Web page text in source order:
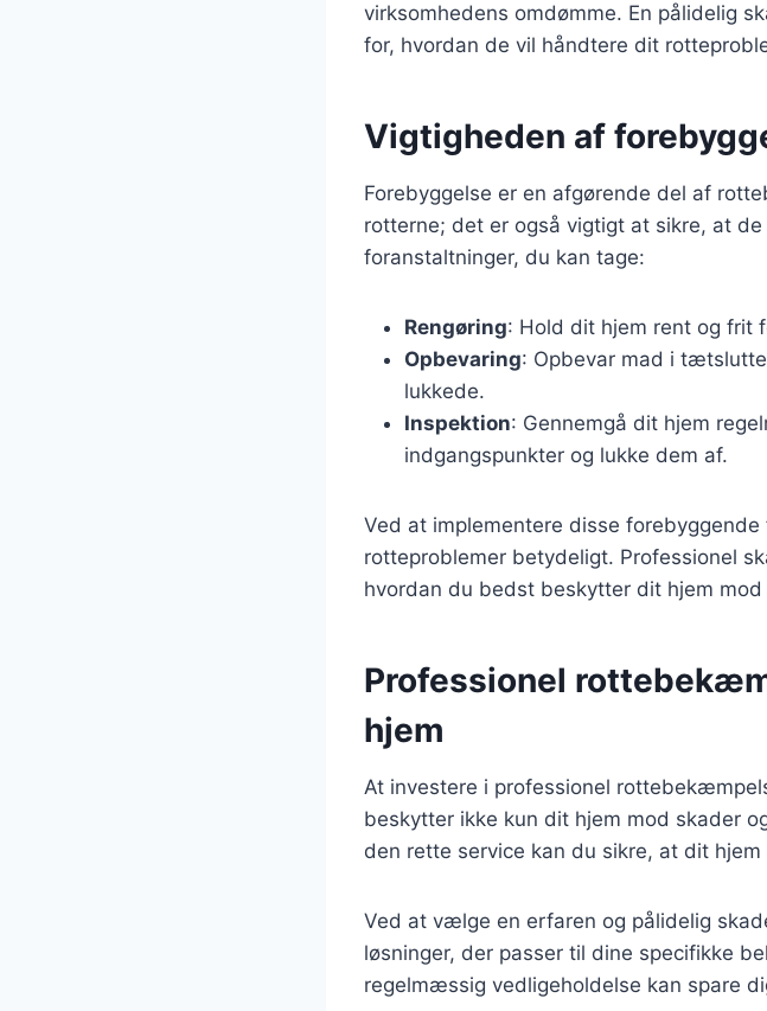
virksomhedens omdømme. En pålidelig
for, hvordan de vil håndtere dit
Vigtigheden af
Forebyggelse er en afgørende del af
rotterne; det er også vigtigt at sikre, at
foranstaltninger, du kan tage:
Rengøring: Hold dit hjem rent og frit
Opbevaring: Opbevar mad i
lukkede.
Inspektion: Gennemgå dit hjem
indgangspunkter og lukke dem af.
Ved at implementere disse
rotteproblemer betydeligt. Professionel
hvordan du bedst beskytter dit hjem
Professionel
hjem
At investere i professionel
beskytter ikke kun dit hjem mod skader
den rette service kan du sikre, at dit
Ved at vælge en erfaren og pålidelig
løsninger, der passer til dine specifikke
regelmæssig vedligeholdelse kan spare